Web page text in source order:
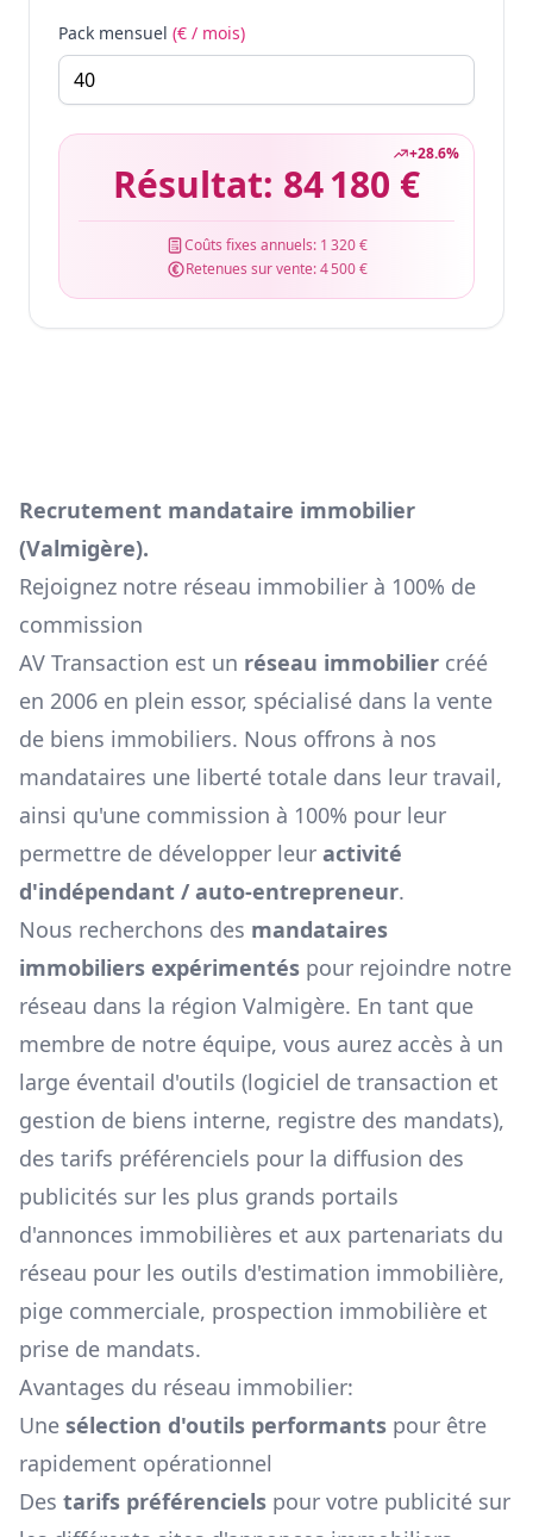
Pack mensuel (€ / mois)
+28.6%
Résultat: 84 180 €
Coûts fixes annuels: 1 320 €
Retenues sur vente:4 500 €
Recrutement mandataire immobilier
(Valmigère).
Rejoignez notre réseau immobilier à 100% de
commission
AV Transaction est un réseau immobilier créé
en 2006 en plein essor, spécialisé dans la vente
de biens immobiliers. Nous offrons à nos
mandataires une liberté totale dans leur travail,
ainsi qu'une commission à 100% pour leur
permettre de développer leur activité
d'indépendant / auto-entrepreneur.
Nous recherchons des mandataires
immobiliers expérimentés pour rejoindre notre
réseau dans la région Valmigère. En tant que
membre de notre équipe, vous aurez accès à un
large éventail d'outils (logiciel de transaction et
gestion de biens interne, registre des mandats),
des tarifs préférenciels pour la diffusion des
publicités sur les plus grands portails
d'annonces immobilières et aux partenariats du
réseau pour les outils d'estimation immobilière,
pige commerciale, prospection immobilière et
prise de mandats.
Avantages du réseau immobilier:
Une sélection d'outils performants pour être
rapidement opérationnel
Des tarifs préférenciels pour votre publicité sur